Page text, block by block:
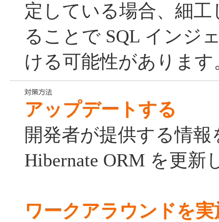
定している場合、細
ることで SQL インジ
ける可能性があります
アップデートする
開発者が提供する情報
Hibernate ORM を更新
ワークアラウンドを